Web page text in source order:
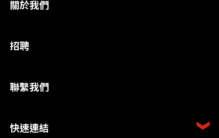
關於我們
招聘
聯繫我們
快速連結